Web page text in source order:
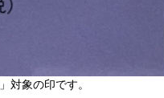
対象の印です。